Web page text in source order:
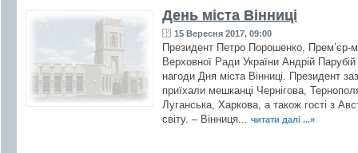
День міста Вінниці
15 Вересня 2017, 09:00
Президент Петро Порошенко, Прем’єр-
Верховної Ради України Андрій
нагоди Дня міста Вінниці. Президент
приїхали мешканці Чернігова,
Луганська, Харкова, а також гості з
світу. – Вінниця...
читати далі ...»